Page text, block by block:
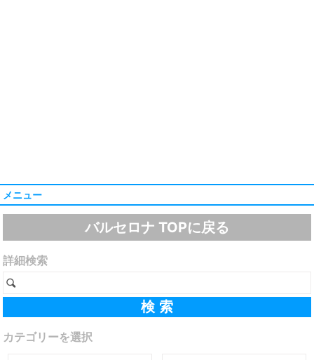
メニュー
バルセロナ TOPに戻る
詳細検索
カテゴリーを選択